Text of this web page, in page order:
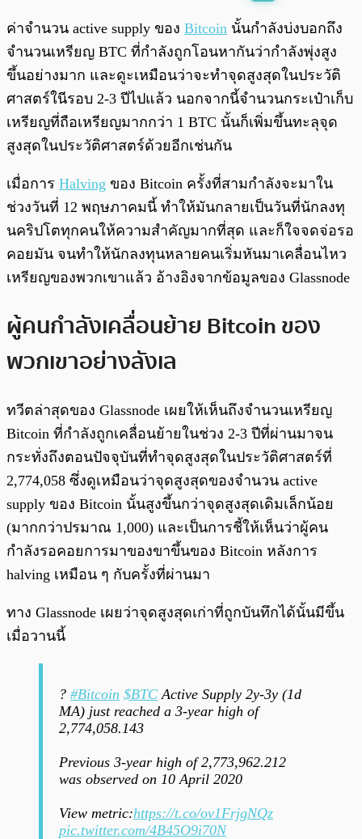
0:00
ค่าจำนวน active supply ของ Bitcoin นั้นกำลังบ่งบอกถึง
จำนวนเหรียญ BTC ที่กำลังถูกโอนหากันว่ากำลังพุ่งสูง
ขึ้นอย่างมาก และดูะเหมือนว่าจะทำจุดสูงสุดในประวัติ
ศาสตร์ในีรอบ 2-3 ปีไปแล้ว นอกจากนี้จำนวนกระเป๋าเก็บ
เหรียญที่ถือเหรียญมากกว่า 1 BTC นั้นก็เพิ่มขึ้นทะลุจุด
สูงสุดในประวัติศาสตร์ด้วยอีกเช่นกัน
เมื่อการ Halving ของ Bitcoin ครั้งที่สามกำลังจะมาใน
ช่วงวันที่ 12 พฤษภาคมนี้ ทำให้มันกลายเป็นวันที่นักลงทุ
นคริปโตทุกคนให้ความสำคัญมากที่สุด และก็ใจจดจ่อรอ
คอยมัน จนทำให้นักลงทุนหลายคนเริ่มหันมาเคลื่อนไหว
เหรียญของพวกเขาแล้ว อ้างอิงจากข้อมูลของ Glassnode
ผู้คนกำลังเคลื่อนย้าย Bitcoin ของ
พวกเขาอย่างลังเล
ทวีตล่าสุดของ Glassnode เผยให้เห็นถึงจำนวนเหรียญ
Bitcoin ที่กำลังถูกเคลื่อนย้ายในช่วง 2-3 ปีที่ผ่านมาจน
กระทั่งถึงตอนปัจจุบันที่ทำจุดสูงสุดในประวัติศาสตร์ที่
2,774,058 ซึ่งดูเหมือนว่าจุดสูงสุดของจำนวน active
supply ของ Bitcoin นั้นสูงขึ้นกว่าจุดสูงสุดเดิมเล็กน้อย
(มากกว่าปรมาณ 1,000) และเป็นการชี้ให้เห็นว่าผู้คน
กำลังรอคอยการมาของขาขึ้นของ Bitcoin หลังการ
halving เหมือน ๆ กับครั้งที่ผ่านมา
ทาง Glassnode เผยว่าจุดสูงสุดเก่าที่ถูกบันทึกได้นั้นมีขึ้น
เมื่อวานนี้
? #Bitcoin $BTC Active Supply 2y-3y (1d
MA) just reached a 3-year high of
2,774,058.143
Previous 3-year high of 2,773,962.212
was observed on 10 April 2020
View metric:https://t.co/ov1FrjgNQz
pic.twitter.com/4B45O9i70N